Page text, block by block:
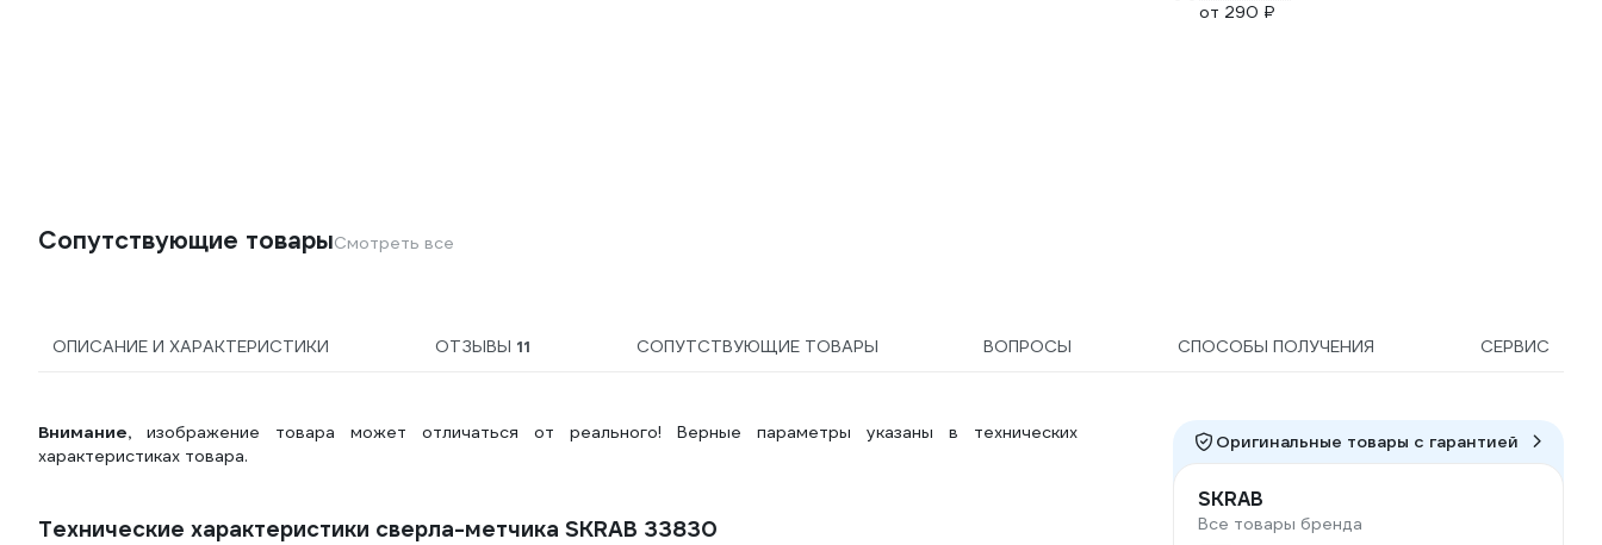
от 290 ₽
Сопутствующие товарыСмотреть все
ОПИСАНИЕ И ХАРАКТЕРИСТИКИ ОТЗЫВЫ 11 СОПУТСТВУЮЩИЕ ТОВАРЫ ВОПРОСЫ СПОСОБЫ ПОЛУЧЕНИЯ СЕРВИС
Внимание, изображение товара может отличаться от реального! Верные параметры указаны в технических
характеристиках товара.
Технические характеристики сверла-метчика SKRAB 33830
Оригинальные товары c гарантией
SKRAB
Все товары бренда